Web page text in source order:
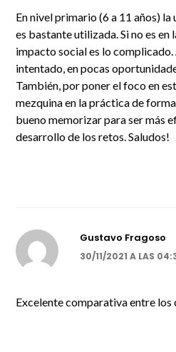
En nivel primario (6 a 11 años)
es bastante utilizada. Si no es en
impacto social es lo complicado.
intentado, en pocas
También, por poner el foco en
mezquina en la práctica de
bueno memorizar para ser más
desarrollo de los retos. Saludos!
Gustavo Fragoso
30/11/2021 A LAS
Excelente comparativa entre los